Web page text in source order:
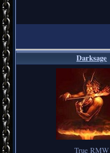
Darksage
True RMW